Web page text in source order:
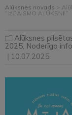
Alūksnes novads >
“IzGAISMO ALŪKSNI!”
Alūksnes
2025 Noderīga
| 10.07.2025